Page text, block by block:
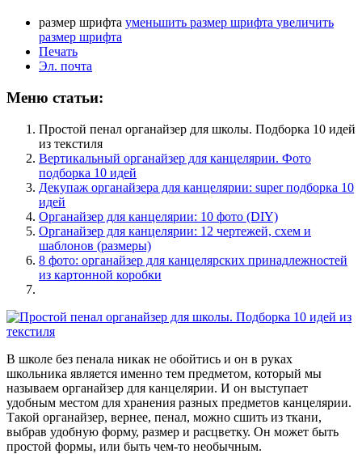
размер шрифта уменьшить размер шрифта увеличить
размер шрифта
Печать
Эл. почта
Меню статьи:
Простой пенал органайзер для школы. Подборка 10 идей
из текстиля
Вертикальный органайзер для канцелярии. Фото
подборка 10 идей
Декупаж органайзера для канцелярии: super подборка 10
идей
Органайзер для канцелярии: 10 фото (DIY)
Органайзер для канцелярии: 12 чертежей, схем и
шаблонов (размеры)
8 фото: органайзер для канцелярских принадлежностей
из картонной коробки
В школе без пенала никак не обойтись и он в руках
школьника является именно тем предметом, который мы
называем органайзер для канцелярии. И он выступает
удобным местом для хранения разных предметов канцелярии.
Такой органайзер, вернее, пенал, можно сшить из ткани,
выбрав удобную форму, размер и расцветку. Он может быть
простой формы, или быть чем-то необычным.